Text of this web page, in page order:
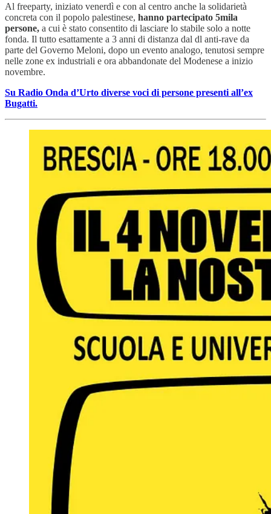
Al freeparty, iniziato venerdì e con al centro anche la solidarietà
concreta con il popolo palestinese, hanno partecipato 5mila
persone, a cui è stato consentito di lasciare lo stabile solo a notte
fonda. Il tutto esattamente a 3 anni di distanza dal dl anti-rave da
parte del Governo Meloni, dopo un evento analogo, tenutosi sempre
nelle zone ex industriali e ora abbandonate del Modenese a inizio
novembre.
Su Radio Onda d’Urto diverse voci di persone presenti all’ex
Bugatti.